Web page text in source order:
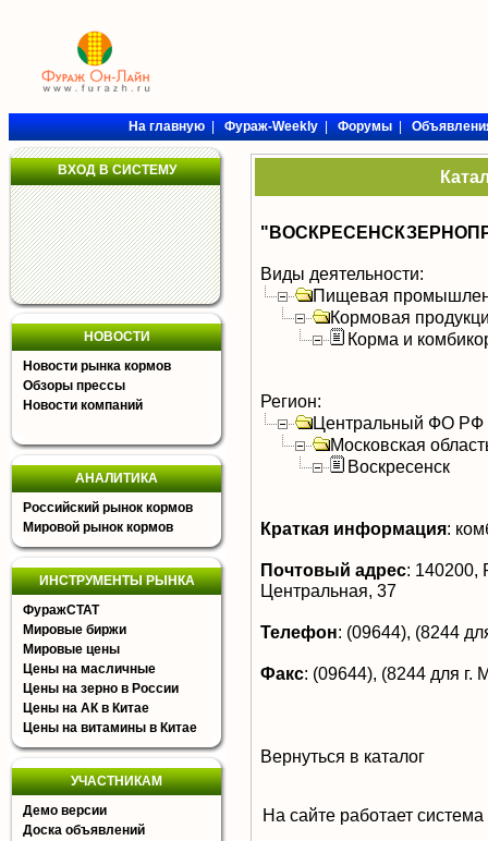
На главную|Фураж-Weekly|Форумы|
ВХОД В СИСТЕМУ
НОВОСТИ
Новости рынка кормов
Обзоры прессы
Новости компаний
АНАЛИТИКА
Российский рынок кормов
Мировой рынок кормов
ИНСТРУМЕНТЫ РЫНКА
ФуражСТАТ
Мировые биржи
Мировые цены
Цены на масличные
Цены на зерно в России
Цены на АК в Китае
Цены на витамины в Китае
УЧАСТНИКАМ
Демо версии
Доска объявлений
Виды деятельности:
Пищевая
Кормовая
Корма и
Регион:
Центральный ФО РФ
Московская
Воскресенск
Краткая информация:
Почтовый адрес: 140200,
Центральная, 37
Телефон: (09644), (8244
Факс: (09644), (8244 для г.
Вернуться в каталог
На сайте работает